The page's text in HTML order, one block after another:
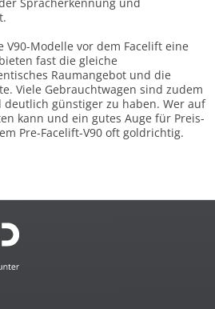
Modelle vor dem Facelift eine
fast die gleiche
Raumangebot und die
Viele Gebrauchtwagen sind zudem
günstiger zu haben. Wer auf
kann und ein gutes Auge für Preis-
Pre-Facelift-V90 oft goldrichtig.